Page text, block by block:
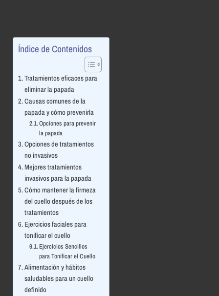
Índice de Contenidos
Tratamientos eficaces para
eliminar la papada
Causas comunes de la
papada y cómo prevenirla
Opciones para prevenir
la papada
Opciones de tratamientos
no invasivos
Mejores tratamientos
invasivos para la papada
Cómo mantener la firmeza
del cuello después de los
tratamientos
Ejercicios faciales para
tonificar el cuello
Ejercicios Sencillos
para Tonificar el Cuello
Alimentación y hábitos
saludables para un cuello
definido